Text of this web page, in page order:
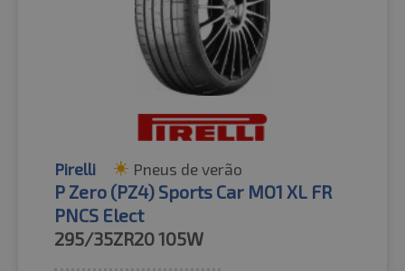
Pirelli Pneus de verão
P Zero (PZ4) Sports Car MO1 XL FR
PNCS Elect
295/35ZR20105W